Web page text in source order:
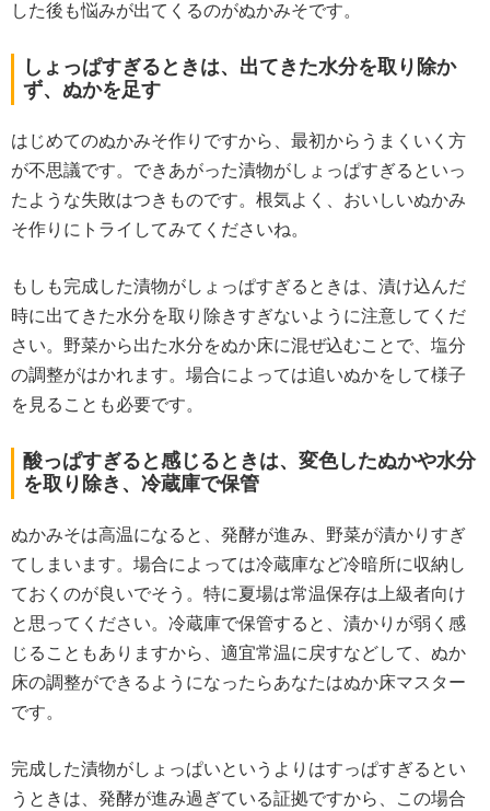
した後も悩みが出てくるのがぬかみそです。
しょっぱすぎるときは、出てきた水分を取り除か
ず、ぬかを足す
はじめてのぬかみそ作りですから、最初からうまくいく方
が不思議です。できあがった漬物がしょっぱすぎるといっ
たような失敗はつきものです。根気よく、おいしいぬかみ
そ作りにトライしてみてくださいね。
もしも完成した漬物がしょっぱすぎるときは、漬け込んだ
時に出てきた水分を取り除きすぎないように注意してくだ
さい。野菜から出た水分をぬか床に混ぜ込むことで、塩分
の調整がはかれます。場合によっては追いぬかをして様子
を見ることも必要です。
酸っぱすぎると感じるときは、変色したぬかや水分
を取り除き、冷蔵庫で保管
ぬかみそは高温になると、発酵が進み、野菜が漬かりすぎ
てしまいます。場合によっては冷蔵庫など冷暗所に収納し
ておくのが良いでそう。特に夏場は常温保存は上級者向け
と思ってください。冷蔵庫で保管すると、漬かりが弱く感
じることもありますから、適宜常温に戻すなどして、ぬか
床の調整ができるようになったらあなたはぬか床マスター
です。
完成した漬物がしょっぱいというよりはすっぱすぎるとい
うときは、発酵が進み過ぎている証拠ですから、この場合